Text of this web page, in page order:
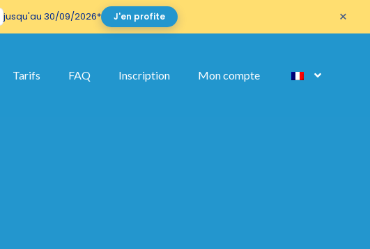
you during
jusqu'au 30/09/2026* J'en profite ×
Tarifs FAQ Inscription Mon compte